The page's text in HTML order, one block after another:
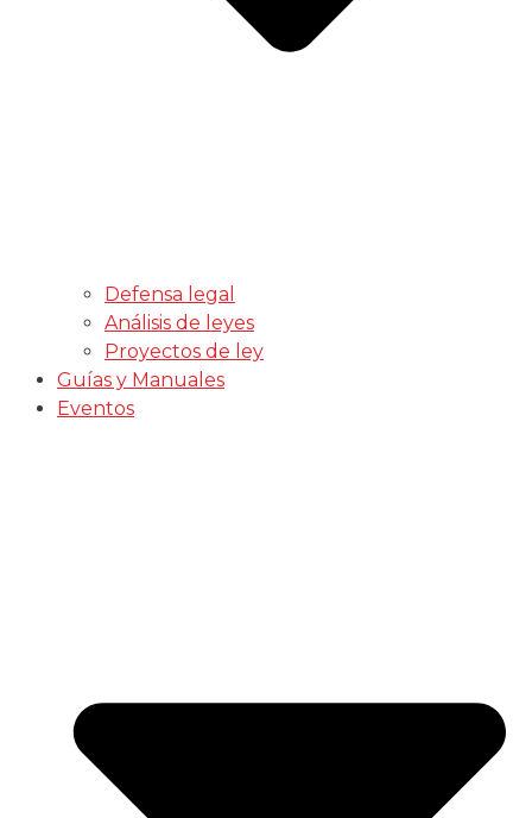
Defensa legal
Análisis de leyes
Proyectos de ley
Guías y Manuales
Eventos